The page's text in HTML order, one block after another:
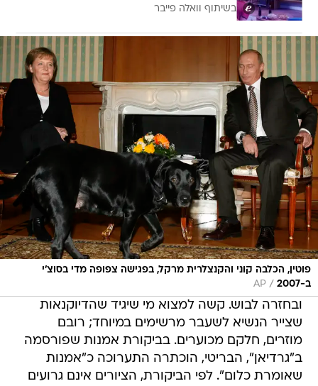
בשיתוף וואלה פייבר
פוטין, הכלבה קוני והקנצלרית מרקל, בפגישה צפופה מדי בסוצ'י
ב-2007
/
AP
ובחזרה לבוש. קשה למצוא מי שיגיד שהדיוקנאות
שצייר הנשיא לשעבר מרשימים במיוחד; רובם
מוזרים, חלקם מכוערים. בביקורת אמנות שפורסמה
ב"גרדיאן", הבריטי, הוכתרה התערוכה כ"אמנות
שאומרת כלום". לפי הביקורת, הציורים אינם גרועים